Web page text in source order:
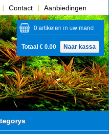
Contact
Aanbiedingen
0 artikelen in uw mand
Totaal € 0.00 Naar kassa